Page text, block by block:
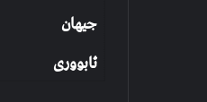
جیهان
ئابووری